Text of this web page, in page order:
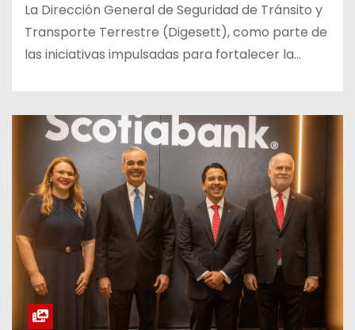
La Dirección General de Seguridad de Tránsito y
Transporte Terrestre (Digesett), como parte de
las iniciativas impulsadas para fortalecer la…